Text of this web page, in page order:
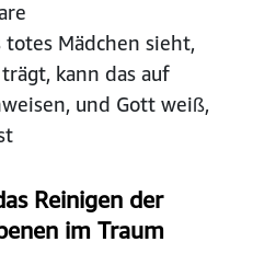
Mädchen sieht,
kann das auf
und Gott weiß,
Reinigen der
im Traum